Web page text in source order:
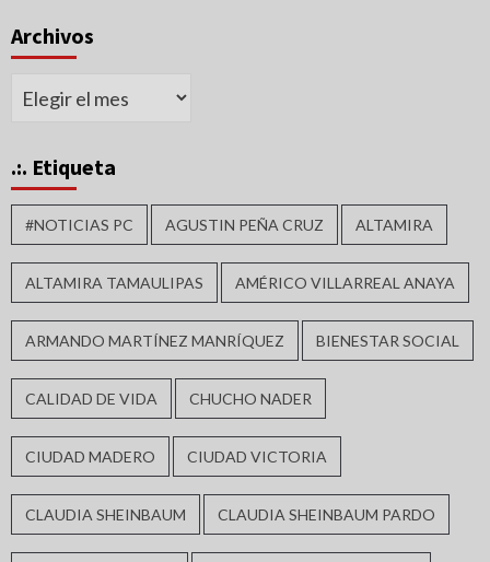
Archivos
Archivos
.:. Etiqueta
#NOTICIAS PC AGUSTIN PEÑA CRUZ ALTAMIRA
ALTAMIRA TAMAULIPAS AMÉRICO VILLARREAL ANAYA
ARMANDO MARTÍNEZ MANRÍQUEZ BIENESTAR SOCIAL
CALIDAD DE VIDA CHUCHO NADER
CIUDAD MADERO CIUDAD VICTORIA
CLAUDIA SHEINBAUM CLAUDIA SHEINBAUM PARDO